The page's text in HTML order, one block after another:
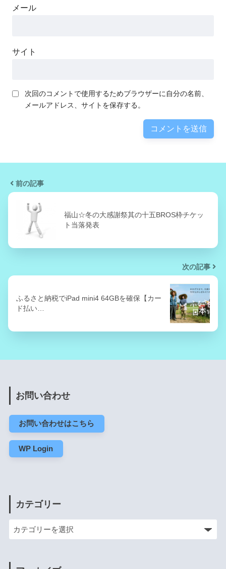
メール
サイト
次回のコメントで使用するためブラウザーに自分の名前、
メールアドレス、サイトを保存する。
前の記事
福山☆冬の大感謝祭其の十五BROS枠チケッ
ト当落発表
次の記事
ふるさと納税でiPad mini4 64GBを確保【カー
ド払い…
お問い合わせ
お問い合わせはこちら
WP Login
カテゴリー